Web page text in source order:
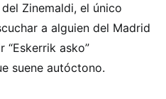
Zinemaldi, el único
a alguien del Madrid
“Eskerrik asko”
suene autóctono.